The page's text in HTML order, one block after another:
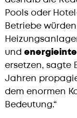
Pools oder
Betriebe
und
ersetzen, sagte
Jahren
dem enormen
Bedeutung.“